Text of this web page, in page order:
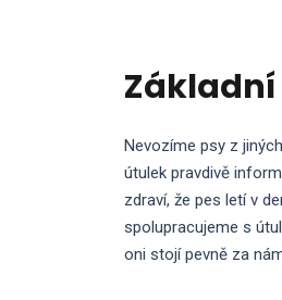
Nevozíme psy z
útulek pravdivě
zdraví, že pes letí v
spolupracujeme s
oni stojí pevně za